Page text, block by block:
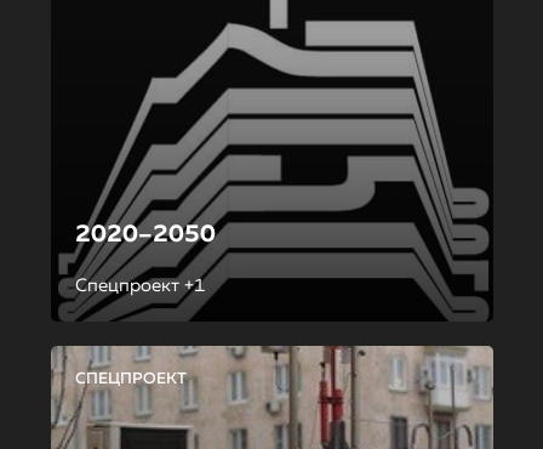
2020–2050
Спецпроект +1
СПЕЦПРОЕКТ